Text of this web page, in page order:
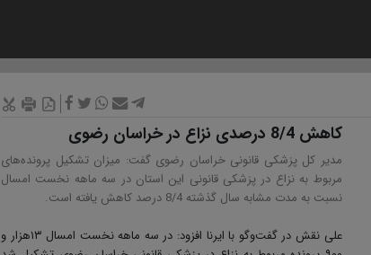
کاهش 8/4 درصدی نزاع در خراسان رضوی
مدیر کل پزشکی قانونی خراسان رضوی گفت: میزان تشکیل پرونده‌های
مربوط به نزاع در پزشکی قانونی این استان در سه ماهه نخست امسال
نسبت به مدت مشابه سال گذشته 8/4 درصد کاهش یافته است.
علی نقش در گفت‌وگو با ایرنا افزود: در سه ماهه نخست امسال ۱۳هزار و